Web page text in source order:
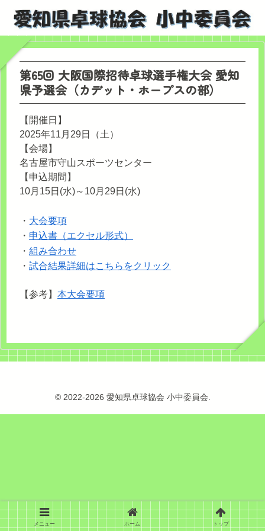
第65回 大阪国際招待卓球選手権大会 愛知
県予選会（カデット・ホープスの部）
【開催日】
2025年11月29日（土）
【会場】
名古屋市守山スポーツセンター
【申込期間】
10月15日(水)～10月29日(水)
・ 大会要項
・ 申込書（エクセル形式）
・ 組み合わせ
・ 試合結果詳細はこちらをクリック
【参考】 本大会要項
© 2022-2026 愛知県卓球協会 小中委員会.
メニュー ホーム トップ